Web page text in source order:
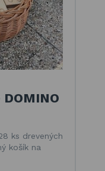
ks drevených
košík na